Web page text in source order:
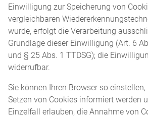
Einwilligung zur Speicherung von
vergleichbaren
wurde, erfolgt die Verarbeitung
Grundlage dieser Einwilligung (Art. 6
und § 25 Abs. 1 TTDSG); die
widerrufbar.
Sie können Ihren Browser so
Setzen von Cookies informiert werden
Einzelfall erlauben, die Annahme von